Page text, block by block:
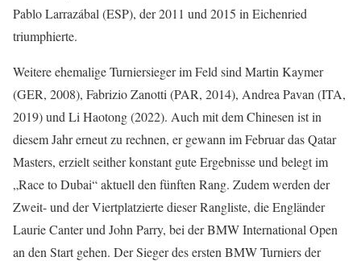
Pablo Larrazábal (ESP), der 2011 und 2015 in Eichenried
triumphierte.
Weitere ehemalige Turniersieger im Feld sind Martin Kaymer
(GER, 2008), Fabrizio Zanotti (PAR, 2014), Andrea Pavan (ITA,
2019) und Li Haotong (2022). Auch mit dem Chinesen ist in
diesem Jahr erneut zu rechnen, er gewann im Februar das Qatar
Masters, erzielt seither konstant gute Ergebnisse und belegt im
„Race to Dubai“ aktuell den fünften Rang. Zudem werden der
Zweit- und der Viertplatzierte dieser Rangliste, die Engländer
Laurie Canter und John Parry, bei der BMW International Open
an den Start gehen. Der Sieger des ersten BMW Turniers der